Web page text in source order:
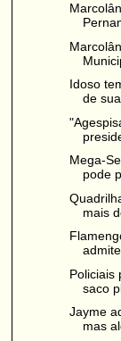
Idoso
de sua
Mega-
pode
mais
admite
Policiais
saco
Jayme
mas